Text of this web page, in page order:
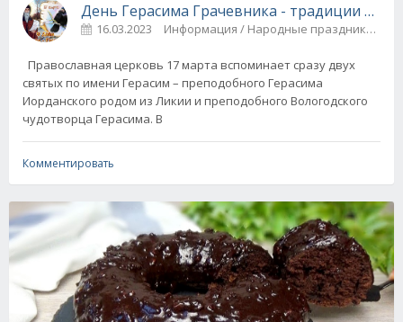
День Герасима Грачевника - традиции и
16.03.2023 Информация / Народные праздники
Православная церковь 17 марта вспоминает сразу двух
святых по имени Герасим – преподобного Герасима
Иорданского родом из Ликии и преподобного Вологодского
чудотворца Герасима. В
Комментировать